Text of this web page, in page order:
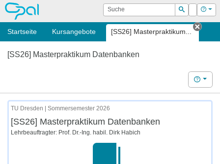
OPAL Suche
Suchen
Login Hilfe
Startseite Kursangebote [SS26] Masterpraktikum...
Tab
[SS26] Masterpraktikum Datenbanken
Hilfe
TU Dresden | Sommersemester 2026
[SS26] Masterpraktikum Datenbanken
Lehrbeauftragter: Prof. Dr.-Ing. habil. Dirk Habich